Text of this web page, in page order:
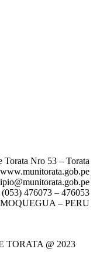
Torata Nro 53 – Torata
www.munitorata.gob.pe
476073 – 476053
MOQUEGUA – PERU
@ 2023